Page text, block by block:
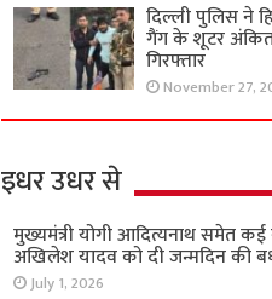
दिल्ली पुलिस ने
गैंग के शूटर
गिरफ्तार
November 27,
इधर उधर से
मुख्यमंत्री योगी आदित्यनाथ समेत
अखिलेश यादव को दी जन्मदिन की
July 1, 2026